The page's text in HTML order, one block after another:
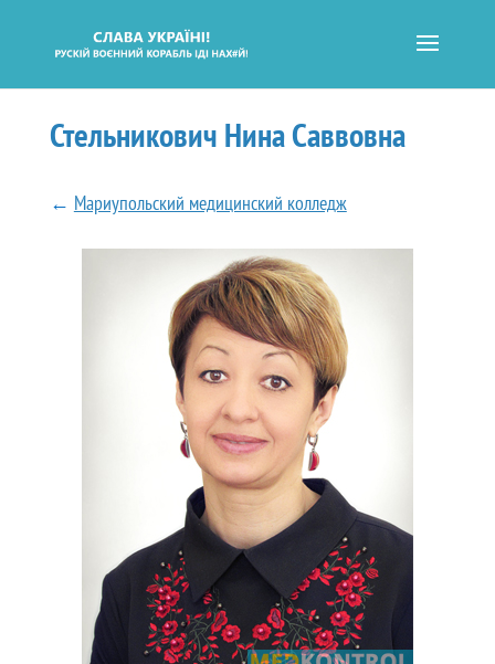
Стельникович Нина Саввовна
← Мариупольский медицинский колледж